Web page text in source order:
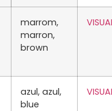
marrom,
marron,
brown
azul, azul,
blue